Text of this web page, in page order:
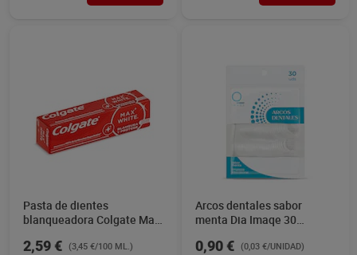
Pasta de dientes
blanqueadora Colgate Max
2,59 € (3,45 €/100 ML.)
Arcos dentales sabor
menta Dia Imaqe 30
0,90 € (0,03 €/UNIDAD)